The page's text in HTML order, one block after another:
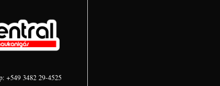
+549 3482 29-4525